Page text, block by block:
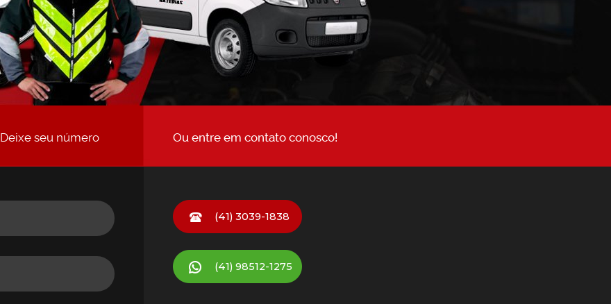
Deixe seu número Ou entre em contato conosco!
(41) 3039-1838
(41) 98512-1275